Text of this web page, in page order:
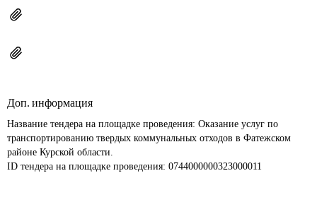
Доп. информация
Название тендера на площадке проведения: Оказание услуг по
транспортированию твердых коммунальных отходов в Фатежском
районе Курской области.
ID тендера на площадке проведения: 0744000000323000011